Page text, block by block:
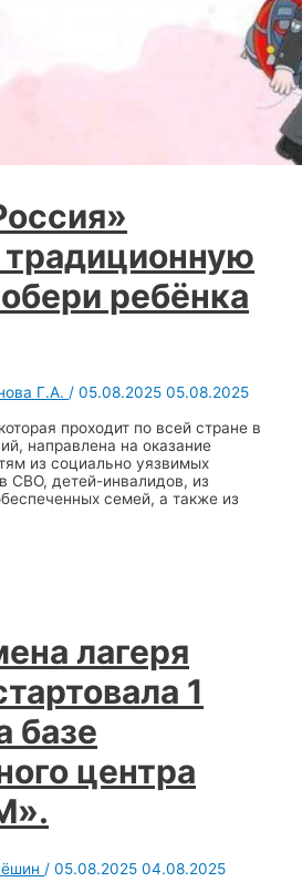
ребёнка
Г.А. /05.08.2025 05.08.2025
проходит по всей стране в
направлена на оказание
из социально уязвимых
СВО, детей-инвалидов, из
семей, а также из
лагеря
1
базе
центра
/05.08.2025 04.08.2025